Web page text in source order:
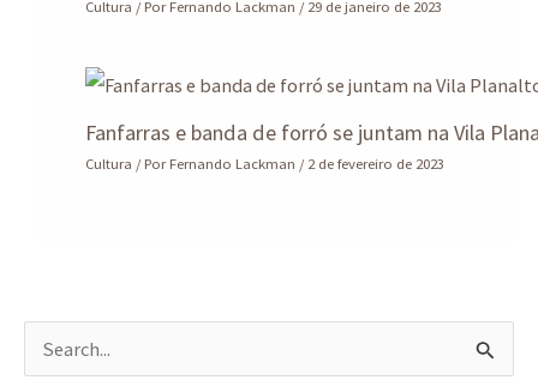
Cultura / PorFernando Lackman /29 de janeiro de 2023
Fanfarras e banda de forró se juntam na Vila
Cultura / PorFernando Lackman /2 de fevereiro de 2023